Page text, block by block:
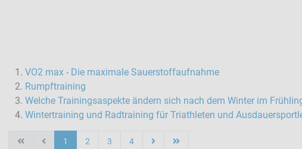
VO2 max - Die maximale Sauerstoffaufnahme
Rumpftraining
Welche Trainingsaspekte ändern sich nach dem Winter im
Wintertraining und Radtraining für Triathleten und
1 2 3 4